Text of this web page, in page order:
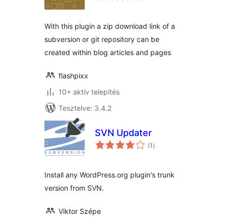
With this plugin a zip download link of a
subversion or git repository can be
created within blog articles and pages
flashpixx
10+ aktív telepítés
Tesztelve: 3.4.2
SVN Updater
(1 értékelés
összesen
)
Install any WordPress.org plugin's trunk
version from SVN.
Viktor Szépe